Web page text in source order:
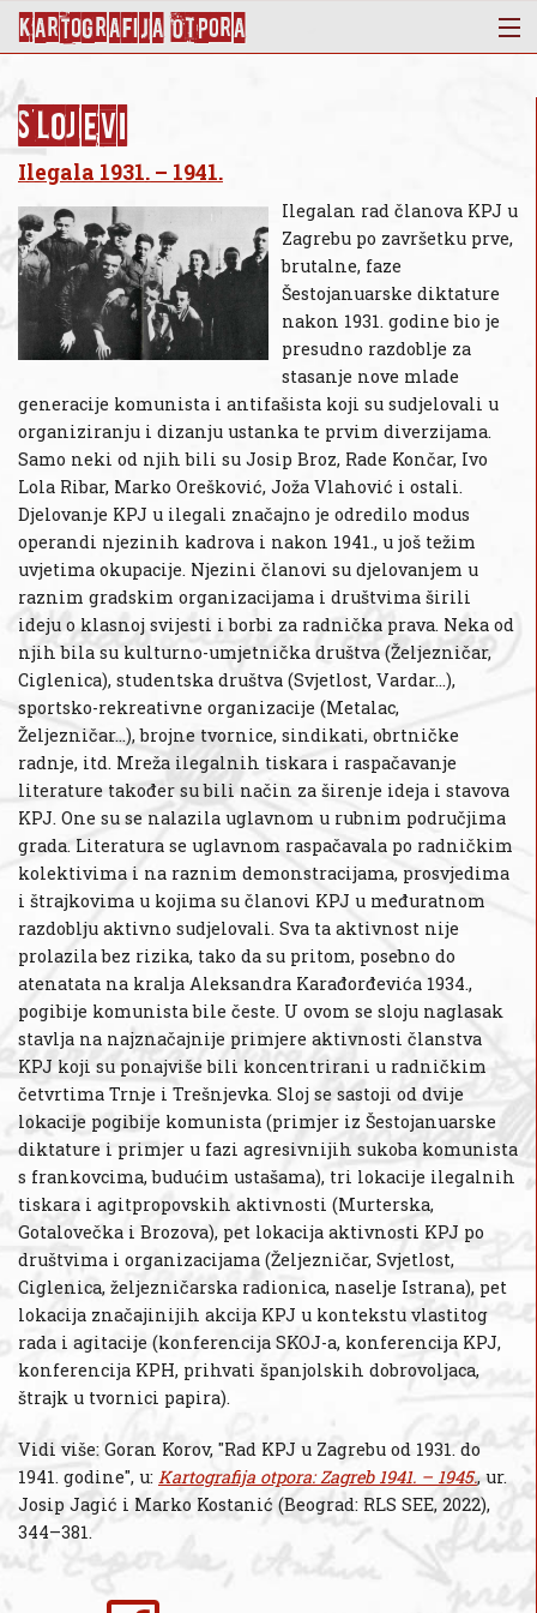
KArtoGrAFIJA OTPorA
Punktovi
Slojevi
Publikacije
O nama
Slojevi
Ilegala 1931. – 1941.
Ilegalan rad članova KPJ u
Zagrebu po završetku prve,
brutalne, faze
Šestojanuarske diktature
nakon 1931. godine bio je
presudno razdoblje za
stasanje nove mlade
generacije komunista i antifašista koji su sudjelovali u
organiziranju i dizanju ustanka te prvim diverzijama.
Samo neki od njih bili su Josip Broz, Rade Končar, Ivo
Lola Ribar, Marko Orešković, Joža Vlahović i ostali.
Djelovanje KPJ u ilegali značajno je odredilo modus
operandi njezinih kadrova i nakon 1941., u još težim
uvjetima okupacije. Njezini članovi su djelovanjem u
raznim gradskim organizacijama i društvima širili
ideju o klasnoj svijesti i borbi za radnička prava. Neka od
njih bila su kulturno-umjetnička društva (Željezničar,
Ciglenica), studentska društva (Svjetlost, Vardar...),
sportsko-rekreativne organizacije (Metalac,
Željezničar...), brojne tvornice, sindikati, obrtničke
radnje, itd. Mreža ilegalnih tiskara i raspačavanje
literature također su bili način za širenje ideja i stavova
KPJ. One su se nalazila uglavnom u rubnim područjima
grada. Literatura se uglavnom raspačavala po radničkim
kolektivima i na raznim demonstracijama, prosvjedima
i štrajkovima u kojima su članovi KPJ u međuratnom
razdoblju aktivno sudjelovali. Sva ta aktivnost nije
prolazila bez rizika, tako da su pritom, posebno do
atenatata na kralja Aleksandra Karađorđevića 1934.,
pogibije komunista bile česte. U ovom se sloju naglasak
stavlja na najznačajnije primjere aktivnosti članstva
KPJ koji su ponajviše bili koncentrirani u radničkim
četvrtima Trnje i Trešnjevka. Sloj se sastoji od dvije
lokacije pogibije komunista (primjer iz Šestojanuarske
diktature i primjer u fazi agresivnijih sukoba komunista
s frankovcima, budućim ustašama), tri lokacije ilegalnih
tiskara i agitpropovskih aktivnosti (Murterska,
Gotalovečka i Brozova), pet lokacija aktivnosti KPJ po
društvima i organizacijama (Željezničar, Svjetlost,
Ciglenica, željezničarska radionica, naselje Istrana), pet
lokacija značajinijih akcija KPJ u kontekstu vlastitog
rada i agitacije (konferencija SKOJ-a, konferencija KPJ,
konferencija KPH, prihvati španjolskih dobrovoljaca,
štrajk u tvornici papira).
Vidi više: Goran Korov, "Rad KPJ u Zagrebu od 1931. do
1941. godine", u: Kartografija otpora: Zagreb 1941. – 1945., ur.
Josip Jagić i Marko Kostanić (Beograd: RLS SEE, 2022),
344–381.